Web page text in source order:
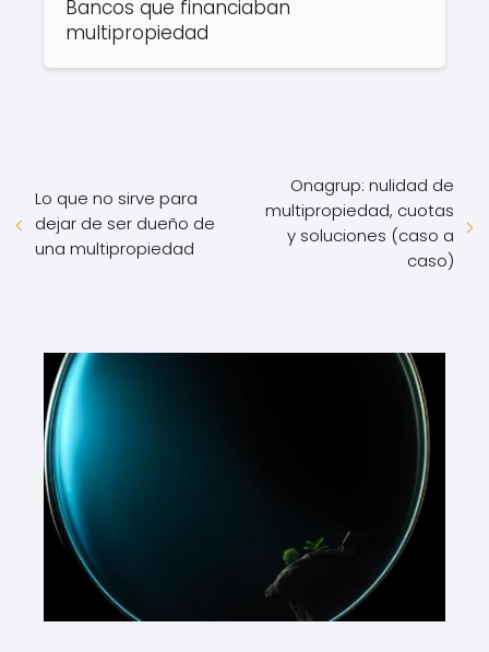
Bancos que financiaban
multipropiedad
Lo que no sirve para
dejar de ser dueño de
una multipropiedad
Onagrup: nulidad de
multipropiedad, cuotas
y soluciones (caso a
caso)